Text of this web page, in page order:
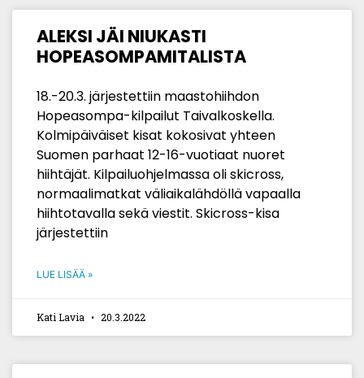
ALEKSI JÄI NIUKASTI
HOPEASOMPAMITALISTA
18.-20.3. järjestettiin maastohiihdon
Hopeasompa-kilpailut Taivalkoskella.
Kolmipäiväiset kisat kokosivat yhteen
Suomen parhaat 12-16-vuotiaat nuoret
hiihtäjät. Kilpailuohjelmassa oli skicross,
normaalimatkat väliaikalähdöllä vapaalla
hiihtotavalla sekä viestit. Skicross-kisa
järjestettiin
LUE LISÄÄ »
Kati Lavia 20.3.2022